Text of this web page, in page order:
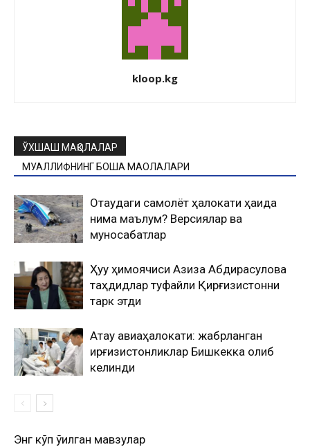
kloop.kg
ЎХШАШ МАҚОЛАЛАР
МУАЛЛИФНИНГ БОШҚА МАҚОЛАЛАРИ
Оқтаудаги самолёт ҳалокати ҳақида
нима маълум? Версиялар ва
муносабатлар
Ҳуқуқ ҳимоячиси Азиза Абдирасулова
таҳдидлар туфайли Қирғизистонни
тарк этди
Ақтау авиаҳалокати: жабрланган
қирғизистонликлар Бишкекка олиб
келинди
Энг кўп ўқилган мавзулар